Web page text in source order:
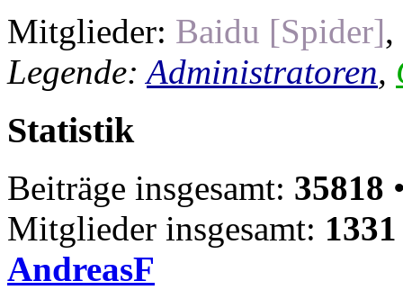
Mitglieder: Baidu [Spider],
Legende:Administratoren,
Statistik
Beiträge insgesamt: 35818
Mitglieder insgesamt: 1331
AndreasF